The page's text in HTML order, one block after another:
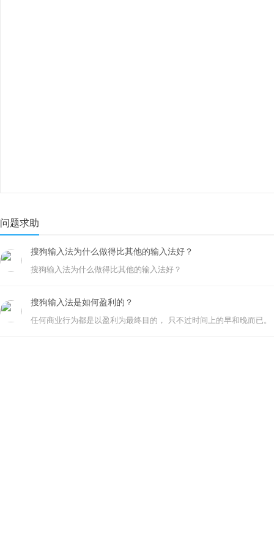
问题求助
搜狗输入法为什么做得比其他的输入法好？
搜狗输入法为什么做得比其他的输入法好？
搜狗输入法是如何盈利的？